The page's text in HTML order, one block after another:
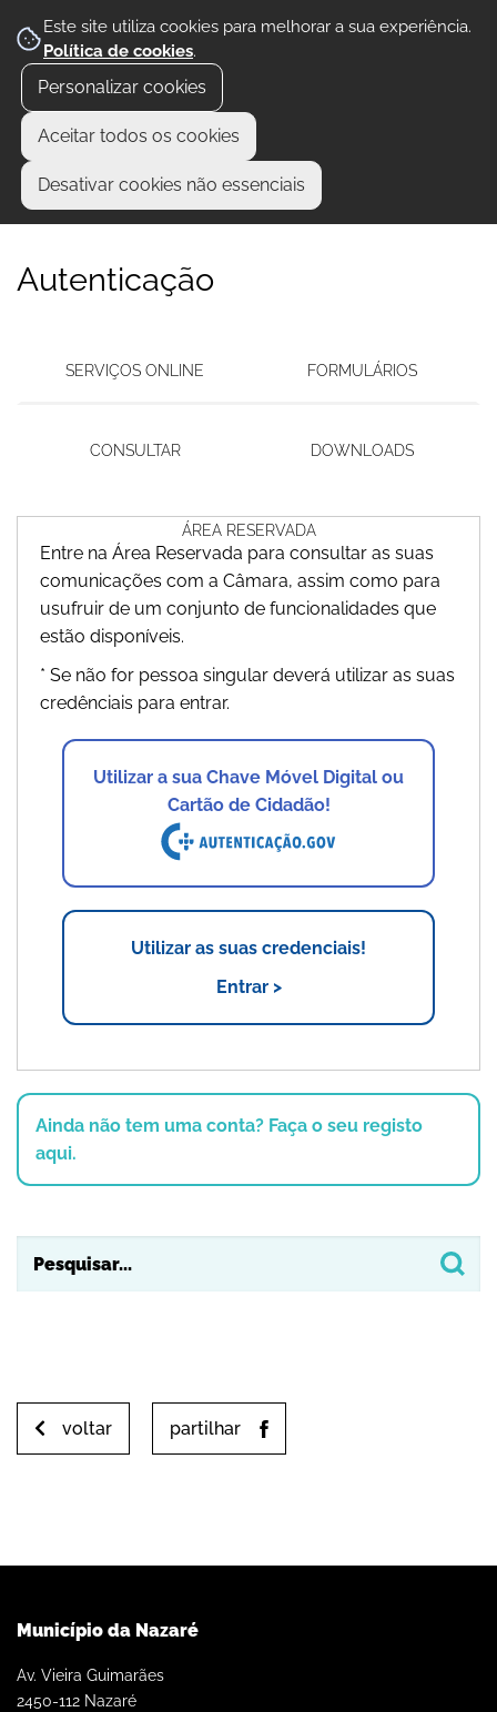
Este site utiliza cookies para melhorar a sua experiência.
Política de cookies.
Personalizar cookies
Aceitar todos os cookies
Desativar cookies não essenciais
Autenticação
SERVIÇOS ONLINE FORMULÁRIOS
CONSULTAR DOWNLOADS
ÁREA RESERVADA
Entre na Área Reservada para consultar as suas
comunicações com a Câmara, assim como para
usufruir de um conjunto de funcionalidades que
estão disponíveis.
* Se não for pessoa singular deverá utilizar as suas
credênciais para entrar.
Utilizar a sua Chave Móvel Digital ou
Cartão de Cidadão!
Utilizar as suas credenciais!
Entrar >
Ainda não tem uma conta? Faça o seu registo
aqui.
voltar partilhar
Município da Nazaré
Av. Vieira Guimarães
2450-112 Nazaré